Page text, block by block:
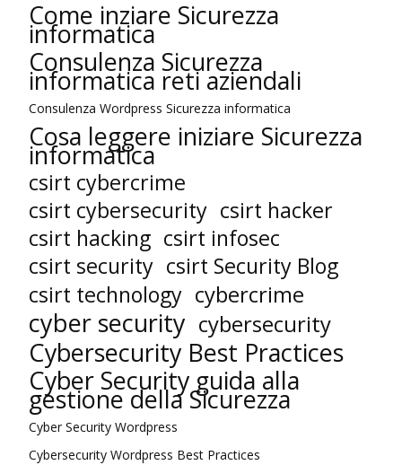
Come inziare Sicurezza
informatica
Consulenza Sicurezza
informatica reti aziendali
Consulenza Wordpress Sicurezza informatica
Cosa leggere iniziare Sicurezza
informatica
csirt cybercrime
csirt cybersecurity csirt hacker
csirt hacking csirt infosec
csirt security csirt Security Blog
csirt technology cybercrime
cyber security cybersecurity
Cybersecurity Best Practices
Cyber Security guida alla
gestione della Sicurezza
Cyber Security Wordpress
Cybersecurity Wordpress Best Practices